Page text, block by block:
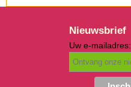
Nieuwsbrief
Uw e-mailadres: